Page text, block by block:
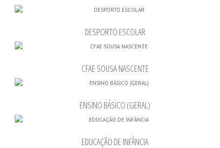
DESPORTO ESCOLAR
CFAE SOUSA NASCENTE
ENSINO BÁSICO (GERAL)
EDUCAÇÃO DE INFÂNCIA